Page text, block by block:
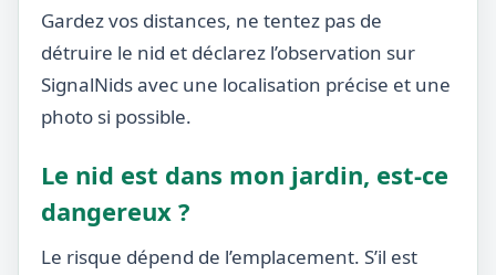
Gardez vos distances, ne tentez pas de
détruire le nid et déclarez l’observation sur
SignalNids avec une localisation précise et une
photo si possible.
Le nid est dans mon jardin, est-ce
dangereux ?
Le risque dépend de l’emplacement. S’il est